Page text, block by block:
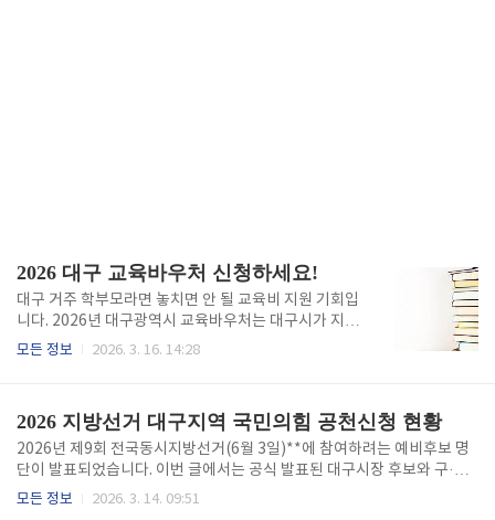
2026 대구 교육바우처 신청하세요!
대구 거주 학부모라면 놓치면 안 될 교육비 지원 기회입
니다. 2026년 대구광역시 교육바우처는 대구시가 지원
하는 정책으로 교재비, 도서구입비 등으로 사용할 수 있
은 2026년 3월 3일부터 6월 30일까지 주소지 행정복
지센터를 방문하거나 대구시 교육지원카드 홈페이지(d
gedu.prumee.kr)를 통해 온라인으로 신청하면 됩니
다. 신청서 작성 후 필수 서류를 첨부하면 되며, 평균 소
요시간은 약 10분입니다. 오프라인 신청을 원하는 경우
모든 정보 2026. 3. 16. 14:28
2026 지방선거 대구지역 국민의힘 공천신청 현황
2026년 제9회 전국동시지방선거(6월 3일)**에 참여하려는 예비후보 명
단이 발표되었습니다. 이번 글에서는 공식 발표된 대구시장 후보와 구·군
단체장 예비후보를 정리했습니다. 우리지역에 어떤 단체장을 뽑아야할지
모든 정보 2026. 3. 14. 09:51